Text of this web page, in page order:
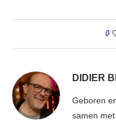
0
DIDIER
Geboren
samen